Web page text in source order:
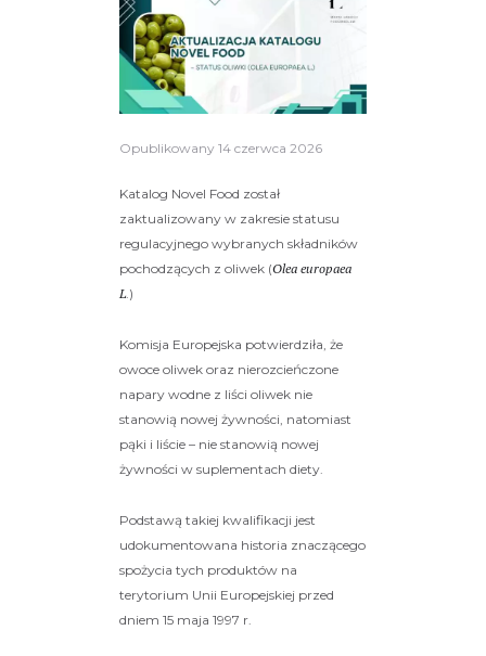
Opublikowany 14 czerwca 2026
Katalog Novel Food został
zaktualizowany w zakresie statusu
regulacyjnego wybranych składników
pochodzących z oliwek (Olea europaea
L .)
Komisja Europejska potwierdziła, że
owoce oliwek oraz nierozcieńczone
napary wodne z liści oliwek nie
stanowią nowej żywności, natomiast
pąki i liście – nie stanowią nowej
żywności w suplementach diety.
Podstawą takiej kwalifikacji jest
udokumentowana historia znaczącego
spożycia tych produktów na
terytorium Unii Europejskiej przed
dniem 15 maja 1997 r.